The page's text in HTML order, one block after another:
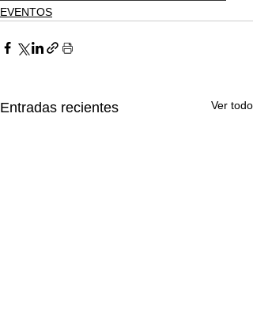
EVENTOS
Entradas recientes Ver todo